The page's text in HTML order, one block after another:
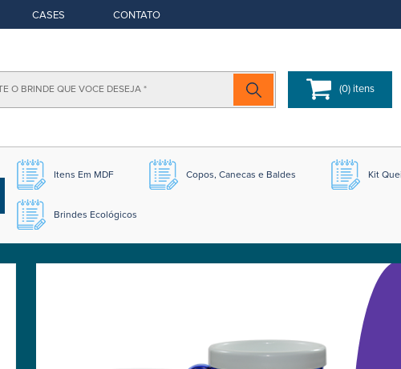
CASES CONTATO
(0) itens
Itens Em MDF Copos, Canecas e Baldes Kit
Brindes Ecológicos